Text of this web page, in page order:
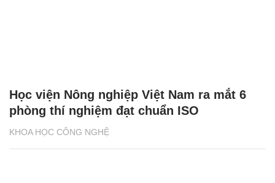
KHOA HỌC CÔNG NGHỆ
Học viện Nông nghiệp Việt Nam ra mắt 6
phòng thí nghiệm đạt chuẩn ISO